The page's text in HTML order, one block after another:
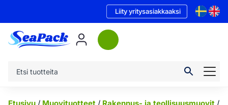
Liity yritysasiakkaaksi